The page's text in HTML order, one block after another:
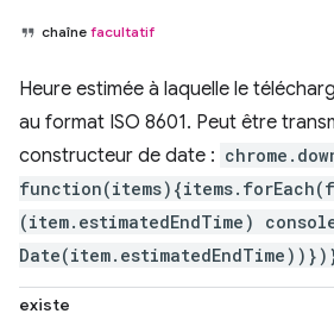
chaîne facultatif
Heure estimée à laquelle le
au format ISO 8601. Peut être
constructeur de date :
(item.estimatedEndTime)
existe